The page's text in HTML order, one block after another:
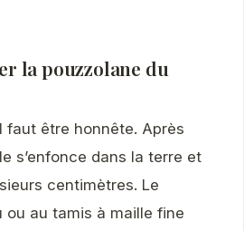
la pouzzolane du
faut être honnête. Après
s’enfonce dans la terre et
centimètres. Le
ou au tamis à maille fine